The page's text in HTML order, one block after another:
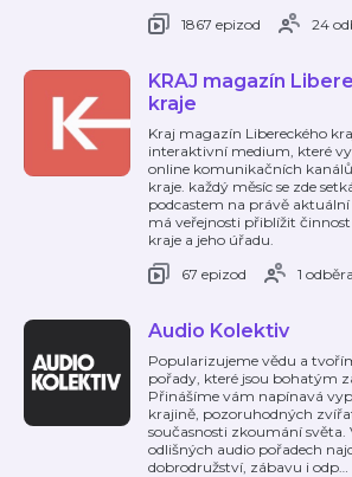
1867 epizod
24
KRAJ magazín
kraje
Kraj magazín Libereckého
interaktivní medium, které
online komunikačních
kraje. každý měsíc se zde
podcastem na právě
má veřejnosti přiblížit
kraje a jeho úřadu.
67 epizod
1
Audio Kolektiv
Popularizujeme vědu a
pořady, které jsou bohatým
Přinášíme vám napínavá
krajině, pozoruhodných
současnosti zkoumání světa.
odlišných audio pořadech
dobrodružství, zábavu i odp…